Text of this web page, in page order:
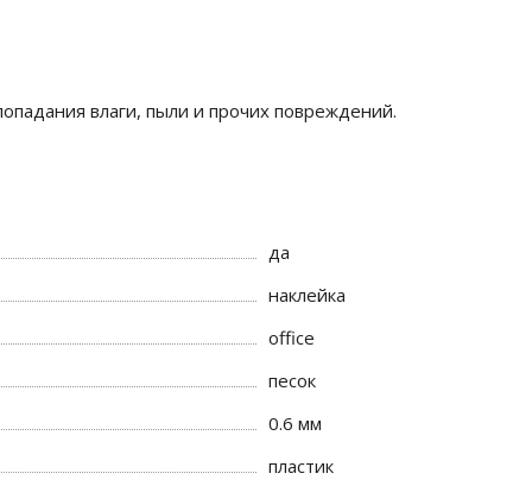
влаги, пыли и прочих повреждений.
да
наклейка
office
песок
0.6 мм
пластик